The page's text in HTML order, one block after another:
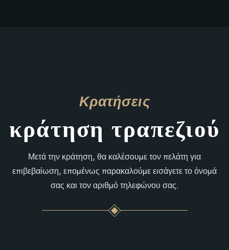
Κρατήσεις
κράτηση τραπεζιού
Μετά την κράτηση, θα καλέσουμε τον πελάτη για
επιβεβαίωση, επομένως παρακαλούμε εισάγετε το όνομά
σας και τον αριθμό τηλεφώνου σας.